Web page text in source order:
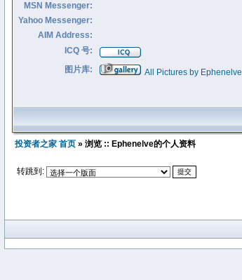
MSN Messenger:
Yahoo Messenger:
AIM Address:
ICQ 号:
图片库:
All Pictures by Ephenelve
投资者之家 首页 » 浏览 :: Ephenelve的个人资料
转跳到: